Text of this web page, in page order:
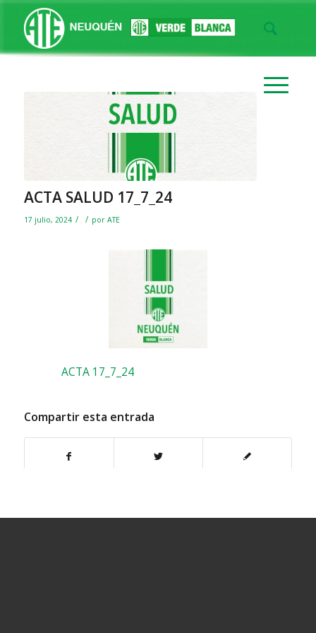
ACTA SALUD 17_7_24
17 julio, 2024 / / por ATE
ACTA 17_7_24
Compartir esta entrada